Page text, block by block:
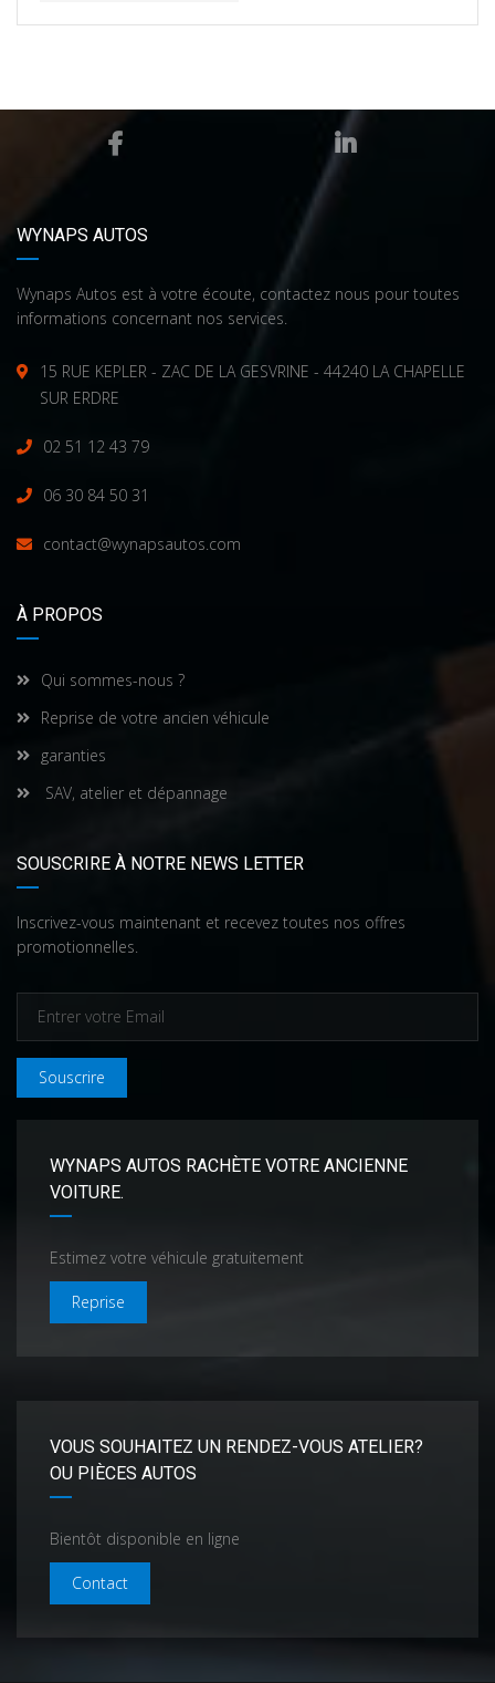
WYNAPS AUTOS
Wynaps Autos est à votre écoute, contactez nous pour toutes
informations concernant nos services.
15 RUE KEPLER - ZAC DE LA GESVRINE - 44240 LA CHAPELLE
SUR ERDRE
02 51 12 43 79
06 30 84 50 31
contact@wynapsautos.com
À PROPOS
Qui sommes-nous ?
Reprise de votre ancien véhicule
garanties
SAV, atelier et dépannage
SOUSCRIRE À NOTRE NEWS LETTER
Inscrivez-vous maintenant et recevez toutes nos offres
promotionnelles.
Souscrire
WYNAPS AUTOS RACHÈTE VOTRE ANCIENNE
VOITURE.
Estimez votre véhicule gratuitement
Reprise
VOUS SOUHAITEZ UN RENDEZ-VOUS ATELIER?
OU PIÈCES AUTOS
Bientôt disponible en ligne
Contact